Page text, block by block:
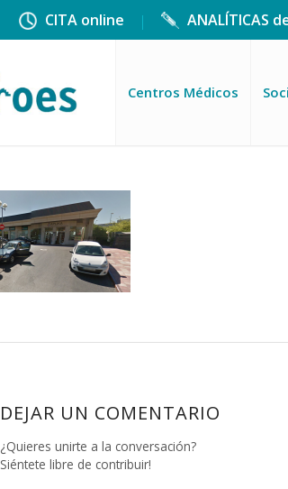
CITA online ANALÍTICAS
Centros Médicos
DEJAR UN COMENTARIO
¿Quieres unirte a la conversación?
Siéntete libre de contribuir!